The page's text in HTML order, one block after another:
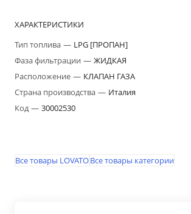
ХАРАКТЕРИСТИКИ
Тип топлива — LPG [ПРОПАН]
Фаза фильтрации — ЖИДКАЯ
Расположение — КЛАПАН ГАЗА
Страна производства — Италия
Код— 30002530
Все товары LOVATOВсе товары категории